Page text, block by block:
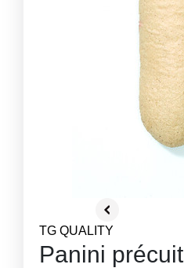
TG QUALITY
Panini précuit